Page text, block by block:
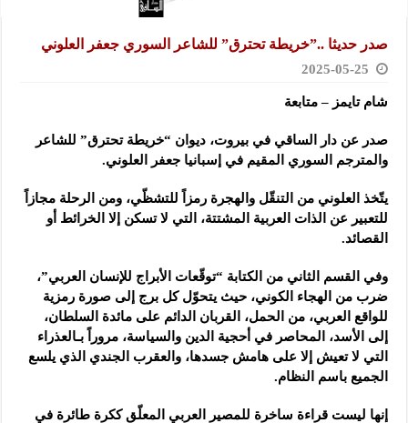
صدر حديثا ..”خريطة تحترق” للشاعر السوري جعفر العلوني
2025-05-25
شام تايمز – متابعة
صدر عن دار الساقي في بيروت، ديوان “خريطة تحترق” للشاعر
والمترجم السوري المقيم في إسبانيا جعفر العلوني.
يتّخذ العلوني من التنقّل والهجرة رمزاً للتشظّي، ومن الرحلة مجازاً
للتعبير عن الذات العربية المشتتة، التي لا تسكن إلا الخرائط أو
القصائد.
وفي القسم الثاني من الكتابة “توقّعات الأبراج للإنسان العربي”،
ضرب من الهجاء الكوني، حيث يتحوّل كل برج إلى صورة رمزية
للواقع العربي، من الحمل، القربان الدائم على مائدة السلطان،
إلى الأسد، المحاصر في أحجية الدين والسياسة، مروراً بـالعذراء
التي لا تعيش إلا على هامش جسدها، والعقرب الجندي الذي يلسع
الجميع باسم النظام.
إنها ليست قراءة ساخرة للمصير العربي المعلّق ككرة طائرة في